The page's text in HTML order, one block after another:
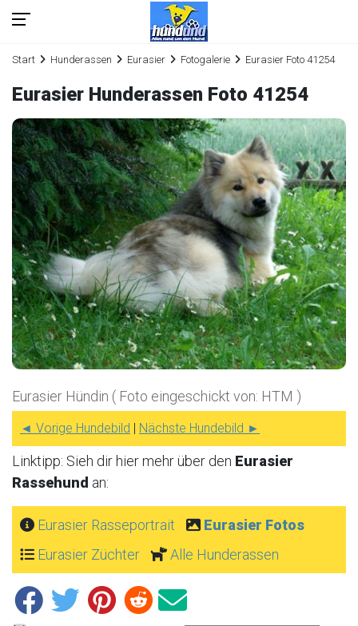
Start Hunderassen Eurasier Fotogalerie Eurasier Foto 41254
Eurasier Hunderassen Foto 41254
Eurasier Hündin ( Foto eingeschickt von: HTM )
◄ Vorige Hundebild | Nächste Hundebild ►
Linktipp: Sieh dir hier mehr über den Eurasier
Rassehund an:
Eurasier Rasseportrait
Eurasier Fotos
Eurasier Züchter
Alle Hunderassen